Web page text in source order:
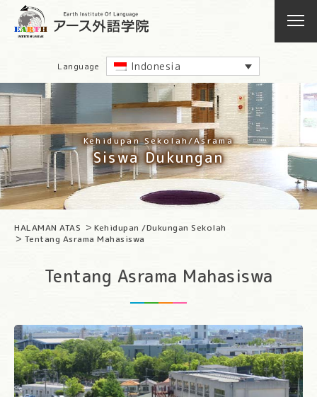
Language Indonesia
Kehidupan Sekolah/Asrama
Siswa Dukungan
HALAMAN ATAS
Kehidupan /Dukungan Sekolah
Tentang Asrama Mahasiswa
Tentang Asrama Mahasiswa